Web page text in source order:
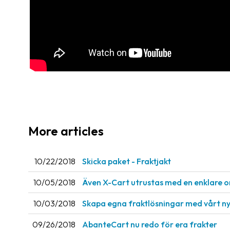
More articles
10/22/2018 Skicka paket - Fraktjakt
10/05/2018 Även X-Cart utrustas med en enklare
10/03/2018 Skapa egna fraktlösningar med vårt
09/26/2018 AbanteCart nu redo för era frakter